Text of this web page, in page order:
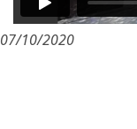
07/10/2020